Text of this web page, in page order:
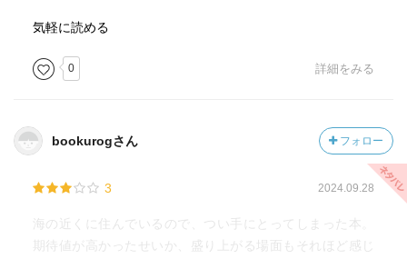
気軽に読める
0 詳細をみる
bookurogさん フォロー
3 2024.09.28
海の近くに住んでいるので、つい手にとってしまった本。
期待値が高かったせいか、盛り上がる場面もそれほど感じ